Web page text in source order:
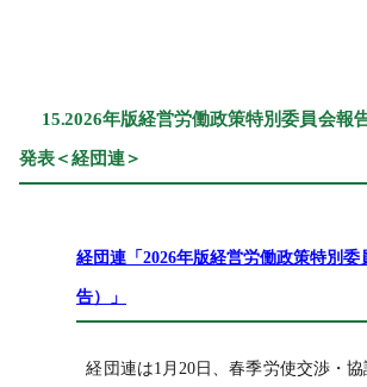
15.2026年版経営労働政策特別委員会報
発表＜経団連＞
経団連「2026年版経営労働政策特別委
告）」
経団連は1月20日、春季労使交渉・